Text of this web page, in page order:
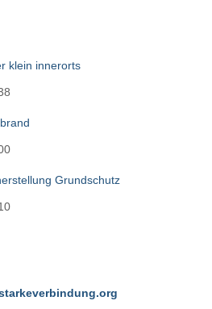
klein innerorts
Grundschutz